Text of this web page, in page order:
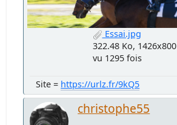
Essai.jpg
322.48 Ko, 1426x800
vu 1295 fois
Site = https://urlz.fr/9kQ5
christophe55